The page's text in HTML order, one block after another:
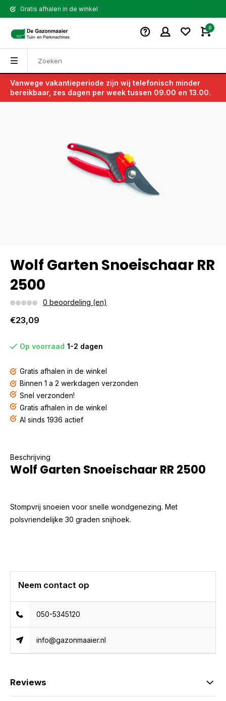
Gratis afhalen in de winkel
0
Vanwege vakantieperiode zijn wij telefonisch minder
bereikbaar, zes dagen per week tussen 09.00 en 13.00.
Terug
Wolf Garten Snoeischaar RR
2500
0 beoordeling (en)
€23,09
Op voorraad 1-2 dagen
Gratis afhalen in de winkel
Binnen 1 a 2 werkdagen verzonden
Snel verzonden!
Gratis afhalen in de winkel
Al sinds 1936 actief
Beschrijving
Wolf Garten Snoeischaar RR 2500
Stompvrij snoeien voor snelle wondgenezing. Met
polsvriendelijke 30 graden snijhoek.
Neem contact op
050-5345120
info@gazonmaaier.nl
Reviews